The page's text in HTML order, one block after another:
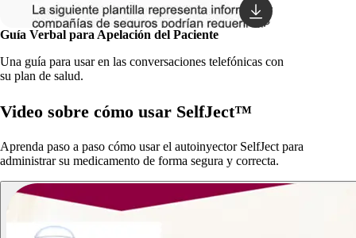
Guía Verbal para Apelación del Paciente
Una guía para usar en las conversaciones telefónicas con
su plan de salud.
Video sobre cómo usar SelfJect™
Aprenda paso a paso cómo usar el autoinyector SelfJect para
administrar su medicamento de forma segura y correcta.